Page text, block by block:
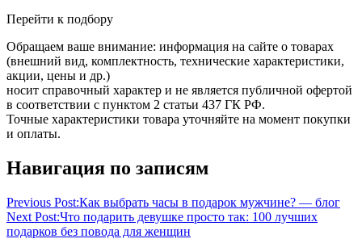
Перейти к подбору
Обращаем ваше внимание: информация на сайте о товарах
(внешний вид, комплектность, технические характеристики,
акции, цены и др.)
носит справочный характер и не является публичной офертой
в соответствии с пунктом 2 статьи 437 ГК РФ.
Точные характеристики товара уточняйте на момент покупки
и оплаты.
Навигация по записям
Previous Post:Как выбрать часы в подарок мужчине? — блог
Next Post:Что подарить девушке просто так: 100 лучших
подарков без повода для женщин